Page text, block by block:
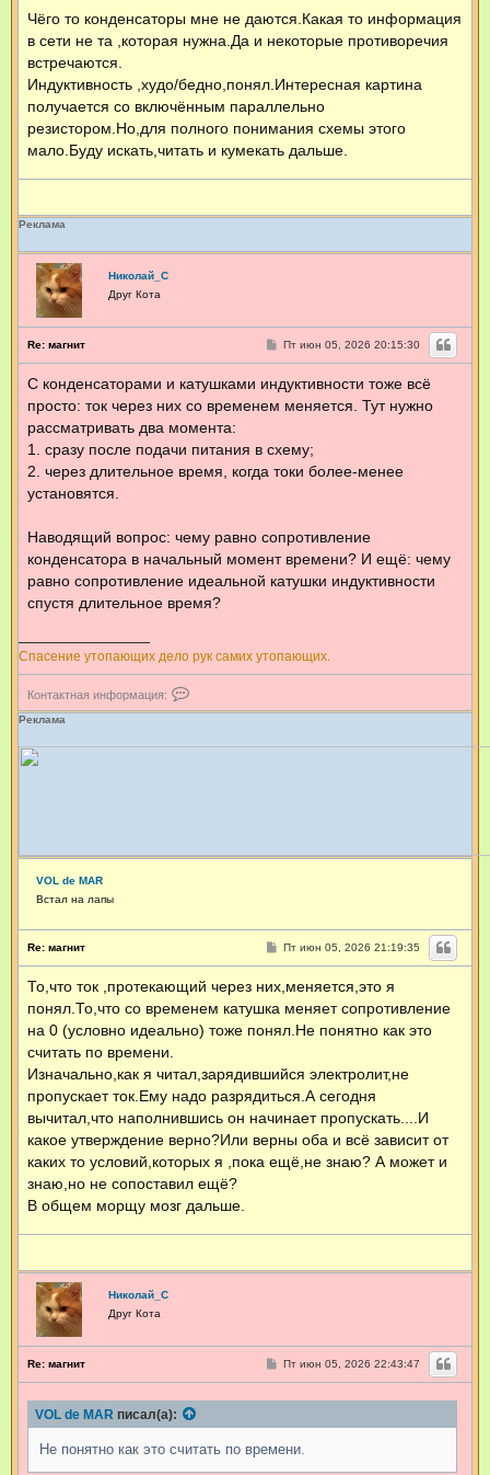
б
е
е
Чёго то конденсаторы мне не даются.Какая то информация
в сети не та ,которая нужна.Да и некоторые противоречия
встречаются.
Индуктивность ,худо/бедно,понял.Интересная картина
получается со включённым параллельно
резистором.Но,для полного понимания схемы этого
мало.Буду искать,читать и кумекать дальше.
Реклама
Николай_С
Друг Кота
Re: магнит
С
б
щ
е
Пт июн 05, 2026 20:15:30
С конденсаторами и катушками индуктивности тоже всё
просто: ток через них со временем меняется. Тут нужно
рассматривать два момента:
1. сразу после подачи питания в схему;
2. через длительное время, когда токи более-менее
установятся.
Наводящий вопрос: чему равно сопротивление
конденсатора в начальный момент времени? И ещё: чему
равно сопротивление идеальной катушки индуктивности
спустя длительное время?
Спасение утопающих дело рук самих утопающих.
Контактная информация:
а
н
а
и
я
п
о
л
ь
о
а
т
е
л
я
Н
к
й
Реклама
VOL de MAR
Встал на лапы
Re: магнит
С
б
е
и
Пт июн 05, 2026 21:19:35
То,что ток ,протекающий через них,меняется,это я
понял.То,что со временем катушка меняет сопротивление
на 0 (условно идеально) тоже понял.Не понятно как это
считать по времени.
Изначально,как я читал,зарядившийся электролит,не
пропускает ток.Ему надо разрядиться.А сегодня
вычитал,что наполнившись он начинает пропускать....И
какое утверждение верно?Или верны оба и всё зависит от
каких то условий,которых я ,пока ещё,не знаю? А может и
знаю,но не сопоставил ещё?
В общем морщу мозг дальше.
Николай_С
Друг Кота
Re: магнит
С
б
е
и
Пт июн 05, 2026 22:43:47
VOL de MAR писал(а):
Не понятно как это считать по времени.